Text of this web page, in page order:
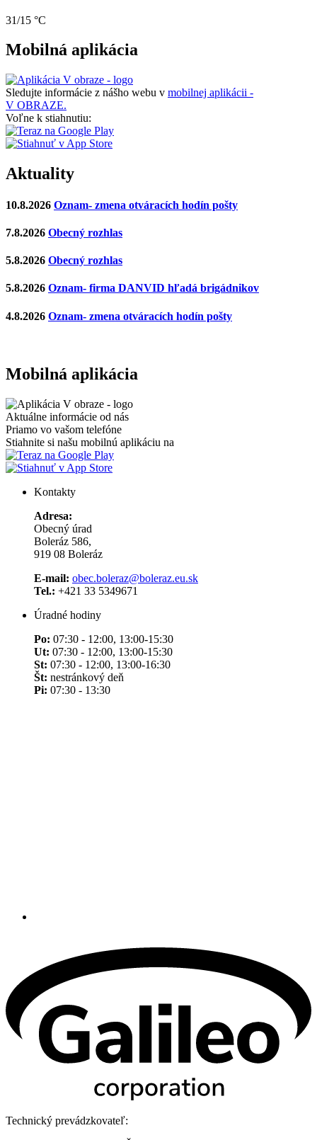
31/15 °C
Mobilná aplikácia
Sledujte informácie z nášho webu v mobilnej aplikácii -
V OBRAZE.
Voľne k stiahnutiu:
Aktuality
10.8.2026 Oznam- zmena otváracích hodín pošty
7.8.2026 Obecný rozhlas
5.8.2026 Obecný rozhlas
5.8.2026 Oznam- firma DANVID hľadá brigádnikov
4.8.2026 Oznam- zmena otváracích hodín pošty
Mobilná aplikácia
Aktuálne informácie od nás
Priamo vo vašom telefóne
Stiahnite si našu mobilnú aplikáciu na
Kontakty
Adresa:
Obecný úrad
Boleráz 586,
919 08 Boleráz
E-mail: obec.boleraz@boleraz.eu.sk
Tel.: +421 33 5349671
Úradné hodiny
Po: 07:30 - 12:00, 13:00-15:30
Ut: 07:30 - 12:00, 13:00-15:30
St: 07:30 - 12:00, 13:00-16:30
Št: nestránkový deň
Pi: 07:30 - 13:30
Technický prevádzkovateľ: